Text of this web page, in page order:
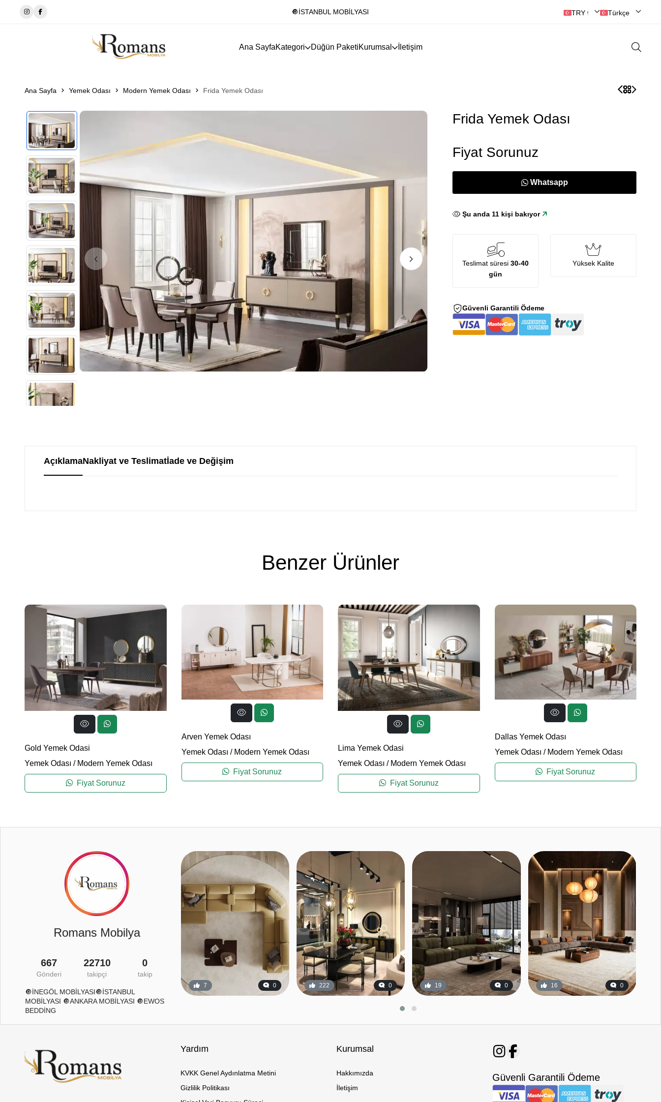
🔘İSTANBUL MOBİLYASI TRY ₺ | Türk Lirası
Türkçe
Ana SayfaKategori Düğün PaketiKurumsal İletişim
Ana Sayfa Yemek Odası Modern Yemek Odası Frida Yemek Odası
Frida Yemek Odası
Fiyat Sorunuz
Whatsapp
Şu anda 10 kişi bakıyor
Teslimat süresi30-40
gün
Yüksek Kalite
Güvenli Garantili Ödeme
AçıklamaNakliyat ve Teslimatİade ve Değişim
Benzer Ürünler
Gold Yemek Odasi
Yemek Odası / Modern Yemek Odası
Fiyat Sorunuz
Arven Yemek Odası
Yemek Odası / Modern Yemek Odası
Fiyat Sorunuz
Lima Yemek Odasi
Yemek Odası / Modern Yemek Odası
Fiyat Sorunuz
Dallas Yemek Odası
Yemek Odası / Modern Yemek Odası
Fiyat Sorunuz
Romans Mobilya
667
Gönderi
22710
takipçi
0
takip
🔘İNEGÖL MOBİLYASI🔘İSTANBUL
MOBİLYASI 🔘ANKARA MOBİLYASI 🔘EWOS
BEDDİNG
7 0 222 0 19 0 16 0
Yardım
KVKK Genel Aydınlatma Metini
Gizlilik Politikası
Kurumsal
Hakkımızda
İletişim
Güvenli Garantili Ödeme